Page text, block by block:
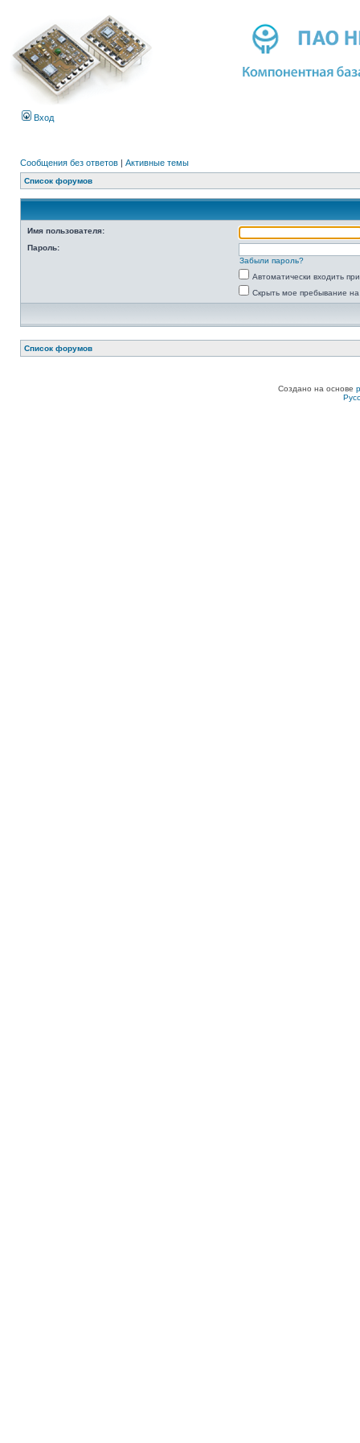
Вход
Сообщения без ответов | Активные темы
Список форумов
Имя пользователя:
Пароль:
Забыли пароль?
Автоматически входить
Скрыть мое пребывание
Список форумов
Создано на основе